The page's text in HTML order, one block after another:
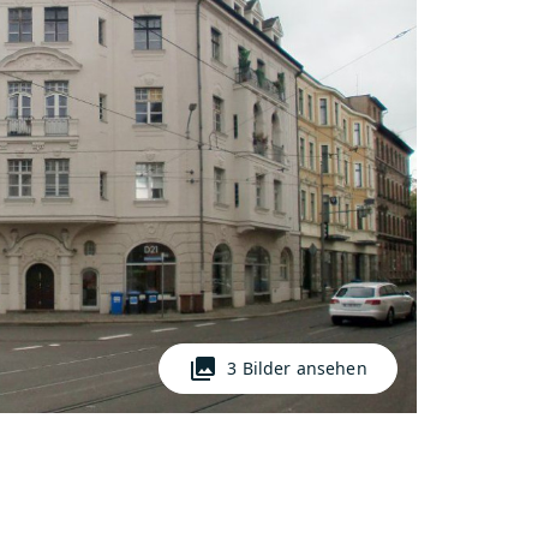
photo_library 3 Bilder ansehen